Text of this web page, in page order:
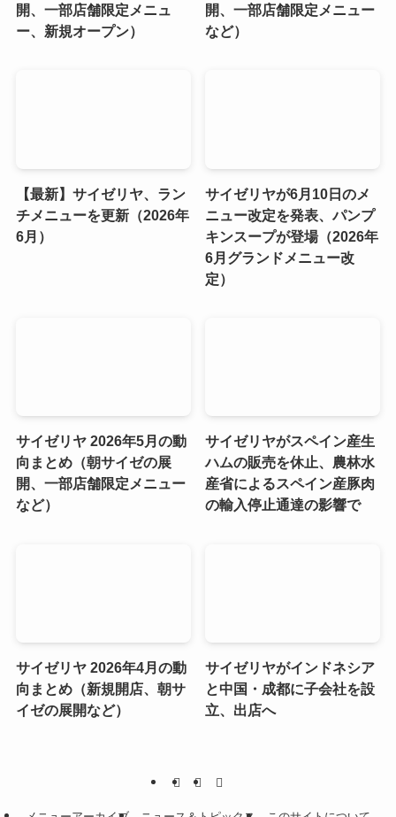
開、一部店舗限定メニュ
ー、新規オープン）
開、一部店舗限定メニュー
など）
【最新】サイゼリヤ、ラン
チメニューを更新（2026年
6月）
サイゼリヤが6月10日のメ
ニュー改定を発表、パンプ
キンスープが登場（2026年
6月グランドメニュー改
定）
サイゼリヤ 2026年5月の動
向まとめ（朝サイゼの展
開、一部店舗限定メニュー
など）
サイゼリヤがスペイン産生
ハムの販売を休止、農林水
産省によるスペイン産豚肉
の輸入停止通達の影響で
サイゼリヤ 2026年4月の動
向まとめ（新規開店、朝サ
イゼの展開など）
サイゼリヤがインドネシア
と中国・成都に子会社を設
立、出店へ